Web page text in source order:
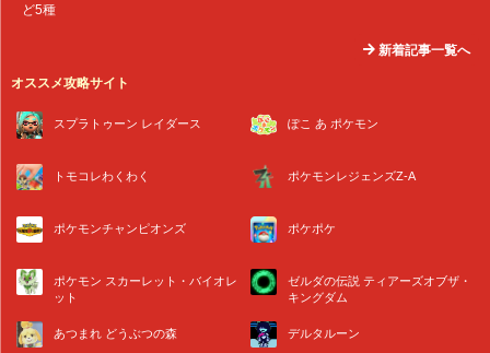
ど5種
新着記事一覧へ
オススメ攻略サイト
スプラトゥーン レイダース ぽこ あ ポケモン
トモコレわくわく ポケモンレジェンズZ-A
ポケモンチャンピオンズ ポケポケ
ポケモン スカーレット・バイオレ
ット
ゼルダの伝説 ティアーズオブザ・
キングダム
あつまれ どうぶつの森 デルタルーン